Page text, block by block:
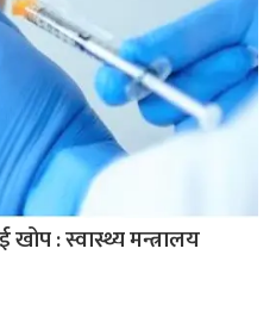
: स्वास्थ्य मन्त्रालय